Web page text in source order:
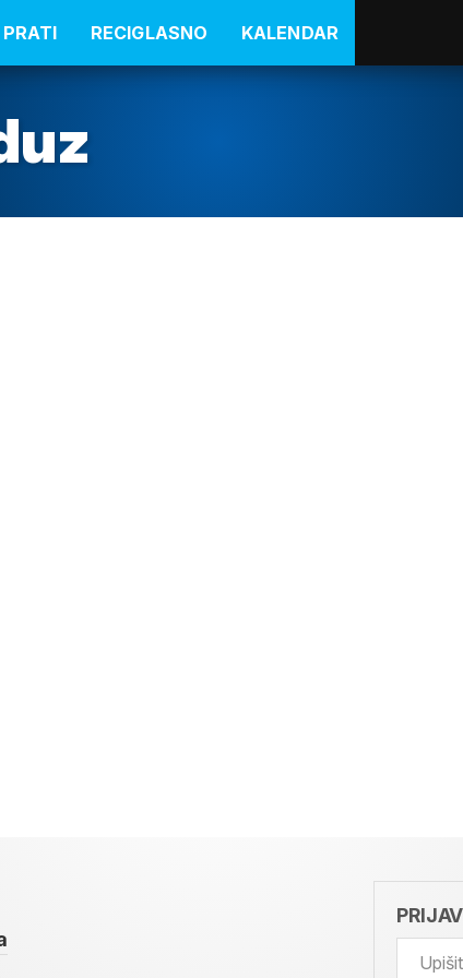
PRATI RECIGLASNO KALENDAR